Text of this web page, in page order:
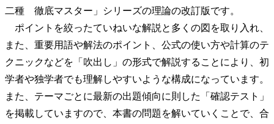
二種 徹底マスター」シリーズの理論の改訂版です。
ポイントを絞ったていねいな解説と多くの図を取り入れ、
また、重要用語や解法のポイント、公式の使い方や計算のテ
クニックなどを「吹出し」の形式で解説することにより、初
学者や独学者でも理解しやすいような構成になっています。
また、テーマごとに最新の出題傾向に則した「確認テスト」
を掲載していますので、本書の問題を解いていくことで、合